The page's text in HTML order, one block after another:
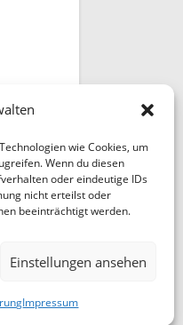
wie Cookies, um
Wenn du diesen
oder eindeutige IDs
nicht erteilst oder
beeinträchtigt werden.
Einstellungen ansehen
Impressum